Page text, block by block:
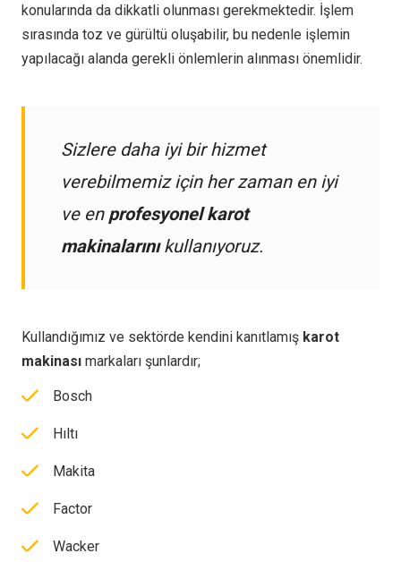
konularında da dikkatli olunması gerekmektedir. İşlem
sırasında toz ve gürültü oluşabilir, bu nedenle işlemin
yapılacağı alanda gerekli önlemlerin alınması önemlidir.
Sizlere daha iyi bir hizmet
verebilmemiz için her zaman en iyi
ve en profesyonel karot
makinalarınıkullanıyoruz.
Kullandığımız ve sektörde kendini kanıtlamış karot
makinası markaları şunlardır;
Bosch
Hıltı
Makita
Factor
Wacker